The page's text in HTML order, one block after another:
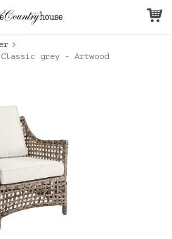
grey - Artwood